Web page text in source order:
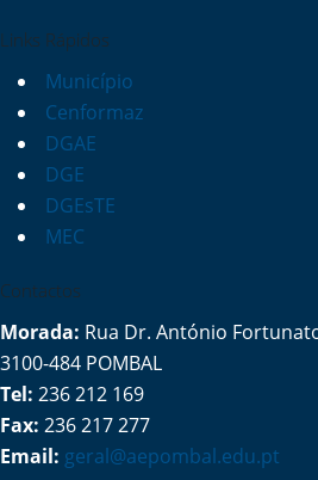
Links Rápidos
Município
Cenformaz
DGAE
DGE
DGEsTE
MEC
Contactos
Morada: Rua Dr. António
3100-484 POMBAL
Tel: 236 212 169
Fax: 236 217 277
Email: geral@aepombal.edu.pt